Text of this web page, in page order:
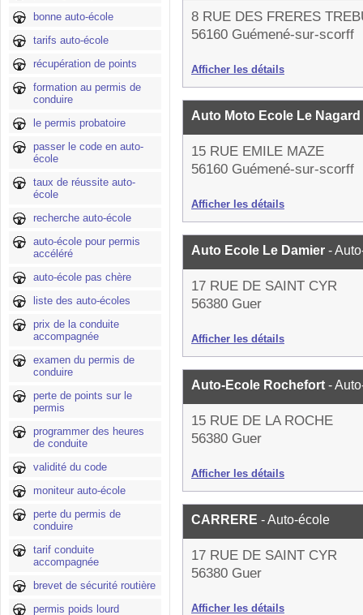
bonne auto-école
tarifs auto-école
récupération de points
formation au permis de
conduire
le permis probatoire
passer le code en auto-
école
taux de réussite auto-
école
recherche auto-école
auto-école pour permis
accéléré
auto-école pas chère
liste des auto-écoles
prix de la conduite
accompagnée
examen du permis de
conduire
perte de points sur le
permis
programmer des heures
de conduite
validité du code
moniteur auto-école
perte du permis de
conduire
tarif conduite
accompagnée
brevet de sécurité routière
permis poids lourd
8 RUE DES FRERES
56160 Guémené-sur-scorff
Afficher les détails
Auto Moto Ecole Le Nagard
15 RUE EMILE MAZE
56160 Guémené-sur-scorff
Afficher les détails
Auto Ecole Le Damier -
17 RUE DE SAINT CYR
56380 Guer
Afficher les détails
Auto-Ecole Rochefort -
15 RUE DE LA ROCHE
56380 Guer
Afficher les détails
CARRERE - Auto-école
17 RUE DE SAINT CYR
56380 Guer
Afficher les détails